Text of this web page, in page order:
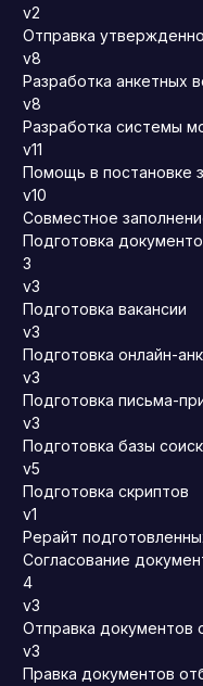
v2
Отправка
v8
Разработка анкетных
v8
Разработка системы
v11
Помощь в постановке
v10
Совместное
Подготовка
3
v3
Подготовка вакансии
v3
Подготовка онлайн-
v3
Подготовка письма-
v3
Подготовка базы
v5
Подготовка скриптов
v1
Рерайт
Согласование
4
v3
Отправка документов
v3
Правка документов